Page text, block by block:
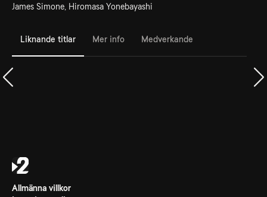
James Simone, Hiromasa Yonebayashi
Liknande titlar Mer info Medverkande
Allmänna villkor